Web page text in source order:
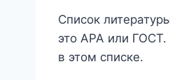
Список
это APA или
в этом списке.